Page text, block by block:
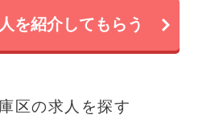
を紹介してもらう
区の求人を探す